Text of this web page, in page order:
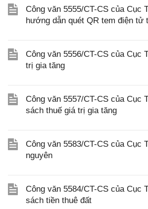
Công văn 5555/CT-CS của Cục
hướng dẫn quét QR tem điện tử
Công văn 5556/CT-CS của Cục
trị gia tăng
Công văn 5557/CT-CS của Cục
sách thuế giá trị gia tăng
Công văn 5583/CT-CS của Cục
nguyên
Công văn 5584/CT-CS của Cục
sách tiền thuê đất